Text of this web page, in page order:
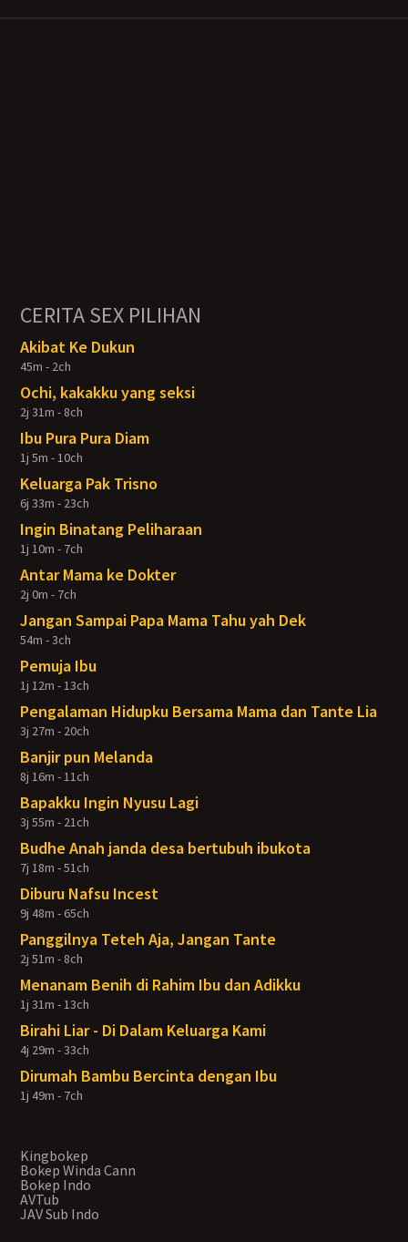
CERITA SEX PILIHAN
Akibat Ke Dukun
45m - 2ch
Ochi, kakakku yang seksi
2j 31m - 8ch
Ibu Pura Pura Diam
1j 5m - 10ch
Keluarga Pak Trisno
6j 33m - 23ch
Ingin Binatang Peliharaan
1j 10m - 7ch
Antar Mama ke Dokter
2j 0m - 7ch
Jangan Sampai Papa Mama Tahu yah Dek
54m - 3ch
Pemuja Ibu
1j 12m - 13ch
Pengalaman Hidupku Bersama Mama dan Tante Lia
3j 27m - 20ch
Banjir pun Melanda
8j 16m - 11ch
Bapakku Ingin Nyusu Lagi
3j 55m - 21ch
Budhe Anah janda desa bertubuh ibukota
7j 18m - 51ch
Diburu Nafsu Incest
9j 48m - 65ch
Panggilnya Teteh Aja, Jangan Tante
2j 51m - 8ch
Menanam Benih di Rahim Ibu dan Adikku
1j 31m - 13ch
Birahi Liar - Di Dalam Keluarga Kami
4j 29m - 33ch
Dirumah Bambu Bercinta dengan Ibu
1j 49m - 7ch
Kingbokep
Bokep Winda Cann
Bokep Indo
AVTub
JAV Sub Indo